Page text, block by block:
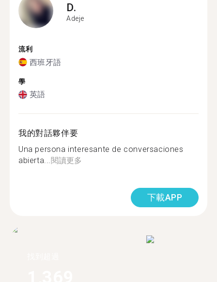
D.
Adeje
流利
西班牙語
學
英語
我的對話夥伴要
Una persona interesante de conversaciones
abierta...閱讀更多
下載APP